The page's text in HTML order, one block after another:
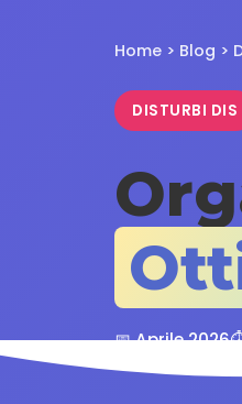
Home > Blog >
DISTURBI DIS
📅 Aprile 2026